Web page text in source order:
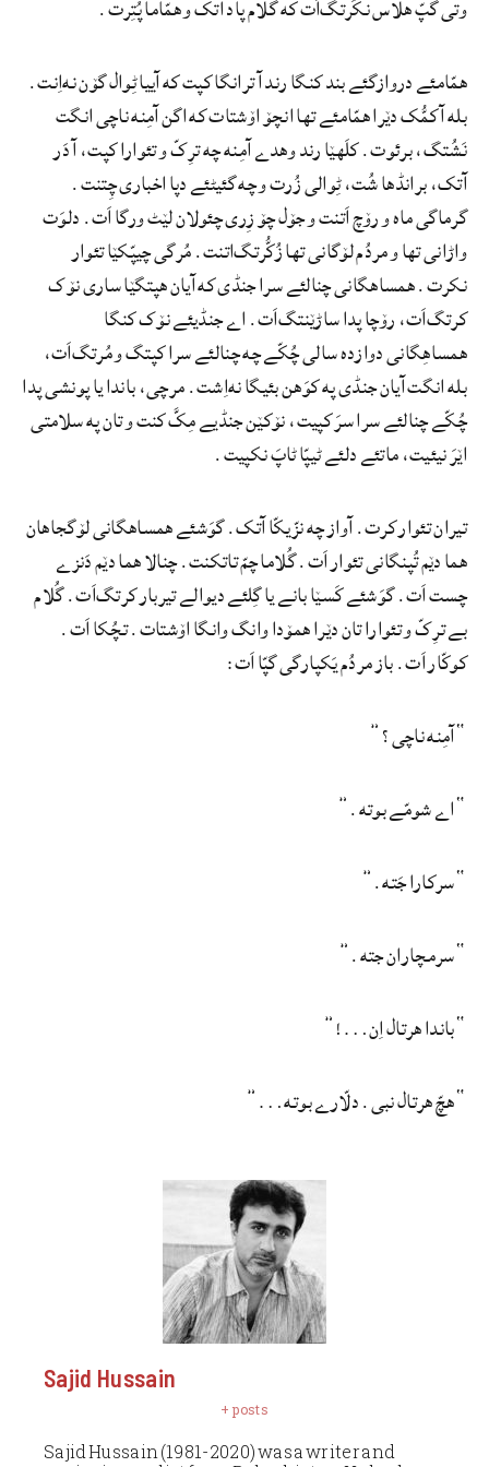
وتی گپّ هلاس نکُرتگ‌اَت که گُلام پاد آتک و همّاما پُتِرت.
همّامئے دروازگئے بند کنگا رند آ ترانگا کپت که آییا ٹِوال گۆن نه‌اِنت.
بله آ کمُّک دێرا همّامئے تها انچۆ اۆشتات که اگن آمِنه ناچی انگت
نَشُتگ، برئوت. کلَهێا رند وهدے آمِنه چه ترِکّ و تئوارا کپت، آ دَر
آتک، برانڈها شُت، ٹِوالی زُرت و چه گئیٹئے دپا اخباری چِتنت.
گرماگی ماه و رۆچ اَتنت و جۆل چۆ زِری چئولان لێٹ ورگا اَت. دلوَت
واڑانی تها و مردُم لۆگانی تها زُکُّرتگ‌اتنت. مُرگی چیپّکێا تئوار
نکرت. همساهگانی چنالئے سرا جنڈی که آیان هپتگێا ساری نۆک
کرتگ‌اَت، رۆچا پدا ساڑێنتگ‌اَت. اے جنڈیئے نۆک کنگا
همساهِگانی دوازده سالی چُکّے چه چنالئے سرا کپتگ و مُرتگ‌اَت،
بله انگت آیان جنڈی په کوَهن بئیگا نه‌اِشت. مرچی، باندا یا پونشی پدا
چُکّے چنالئے سرا سرَ کپیت، نۆکێن جنڈیے مِکَّ کنت و تان په سلامتی
اێرَ نیئیت، ماتئے دلئے ٹیپّا ٹاپَ نکپیت.
تیران تئوار کرت. آواز چه نزّیکّا آتک. گوَشئے همساهگانی لۆگجاهان
هما دێم تُپنگانی تئوار اَت. گُلاما چمّ تاتکنت. چنالا هما دێم دَنزے
چست اَت. گوَشئے کَسێا بانے یا گِلئے دیوالے تیربار کرتگ‌اَت. گُلام
بے ترِکّ و تئوارا تان دێرا همۆدا وانگ وانگا اۆشتات. تچُکا اَت.
کوکّار اَت. باز مردُم یَکپارگی گپّا اَت:
“آمِنه ناچی؟”
“اے شومّے بوته.”
“سرکارا جَته.”
“سرمچاران جته.”
“باندا هرتال اِن…!”
“هچّ هرتال نبی. دلّارے بوته…”
Sajid Hussain
+ posts
Sajid Hussain (1981-2020) was a writer and